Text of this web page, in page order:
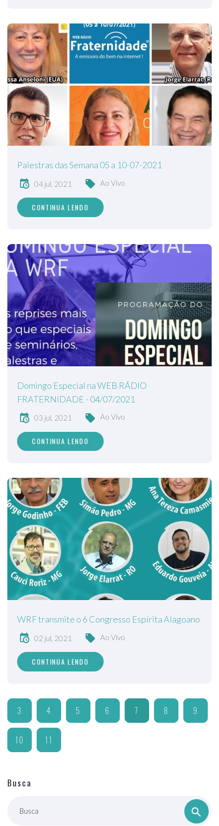
Palestras das Semana 05 a 10-07-2021
04 jul, 2021 Ao Vivo
CONTINUA LENDO
Domingo Especial na WEB RÁDIO
FRATERNIDADE - 04/07/2021
03 jul, 2021 Ao Vivo
CONTINUA LENDO
WRF transmite o 6 Congresso Espírita Alagoano
02 jul, 2021 Ao Vivo
CONTINUA LENDO
3 4 5 6 7 8 9
10 11
Busca
Busca